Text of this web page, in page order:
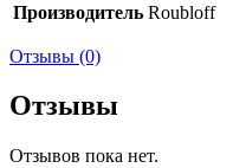
Производитель Roubloff
Отзывы (0)
Отзывы
Отзывов пока нет.